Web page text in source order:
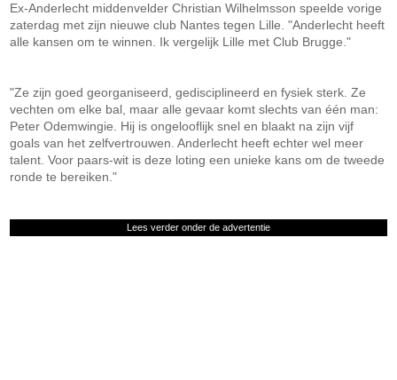
Ex-Anderlecht middenvelder Christian Wilhelmsson speelde vorige
zaterdag met zijn nieuwe club Nantes tegen Lille. "Anderlecht heeft
alle kansen om te winnen. Ik vergelijk Lille met Club Brugge."
"Ze zijn goed georganiseerd, gedisciplineerd en fysiek sterk. Ze
vechten om elke bal, maar alle gevaar komt slechts van één man:
Peter Odemwingie. Hij is ongelooflijk snel en blaakt na zijn vijf
goals van het zelfvertrouwen. Anderlecht heeft echter wel meer
talent. Voor paars-wit is deze loting een unieke kans om de tweede
ronde te bereiken."
Lees verder onder de advertentie